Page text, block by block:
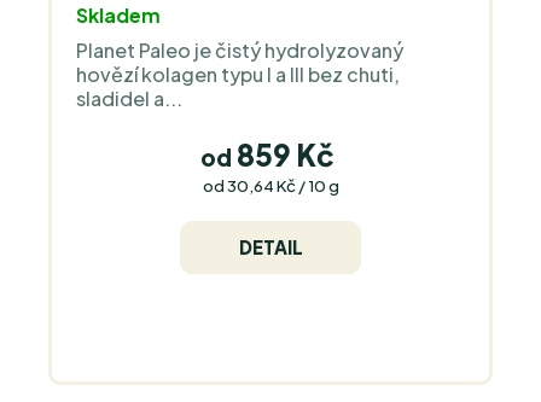
hodnocení
produktu
je
Skladem
Planet Paleo je čistý hydrolyzovaný
hovězí kolagen typu I a III bez chuti,
sladidel a...
od 859 Kč
Měrná
od 30,64 Kč / 10 g
DETAIL